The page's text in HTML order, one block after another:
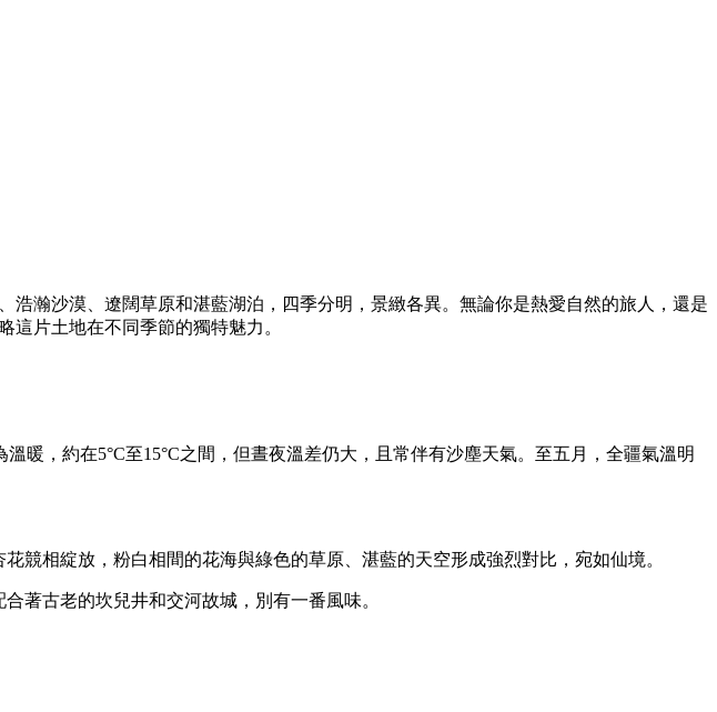
瀚沙漠、遼闊草原和湛藍湖泊，四季分明，景緻各異。無論你是熱愛自然的旅人，還是
片土地在不同季節的獨特魅力。
暖，約在5°C至15°C之間，但晝夜溫差仍大，且常伴有沙塵天氣。至五月，全疆氣溫明
競相綻放，粉白相間的花海與綠色的草原、湛藍的天空形成強烈對比，宛如仙境。
著古老的坎兒井和交河故城，別有一番風味。